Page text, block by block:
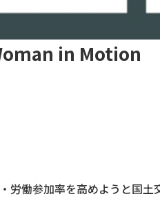
in Motion
労働参加率を高めようと国